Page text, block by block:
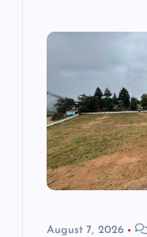
August 7, 2026